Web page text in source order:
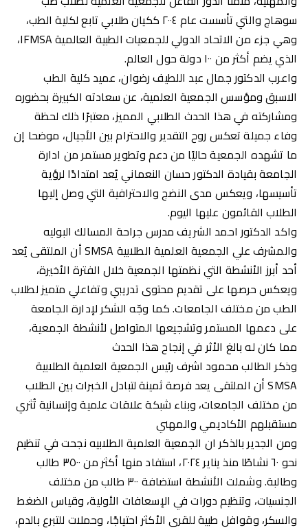
سوهاج والتي تأسست عام ٢٠٠٤ ككيان طلابي تابع لكلية الطب،
وهي جزء من الاتحاد الدولي للجمعيات الطبية العالمية IFMSA،
الذي يضم أكثر من ١٠٠ دولة حول العالم.
واعرب الدكتور جمال عبد اللطيف رضوان، عميد كلية الطب
الاسبق ومؤسس الجمعية العلمية، عن سعادته الكبيرة بحضوره
ومشاركته في هذا الحدث الطلابي المميز، معتبرًا ذلك لحظة
وفاء جميلة تعكس روح التقدير والاحترام بين الأجيال، موضحا إن
ما تشهده الجمعية حاليًا من دعم وتطوير مستمر من ادارة
الجامعة بقيادة الدكتور حسان النعماني يُعد امتدادًا لرؤية
تأسيسها، ويعكس مدى النضج والاحترافية التي وصل إليها
الطلاب القائمون عليها اليوم.
واكد الدكتور احمد الشريف مدرس جراحة المسالك البوليه
والمشرف علي الجمعية العلمية الطلابية SMSA أن الملتقى يُعد
أحد أبرز الأنشطة التي نظمتها الجمعية خلال الفترة الأخيرة،
ويعكس حرصها على تقديم محتوى تدريبي وتفاعلي متميز لطلاب
الطب من مختلف الجامعات. كما وجّه الشكر لإدارة الجامعة
على دعمها المستمر وتشجيعها المتواصل لأنشطة الجمعية،
مما كان له بالغ الأثر في إنجاح هذا الحدث
وذكر الطالب محمود اشرف رئيس الجمعية العلمية الطلابية
SMSA أن الملتقى يعد فرصة ثمينة لتبادل الخبرات بين الطلاب
من مختلف الجامعات، وبناء شبكة علاقات علمية وإنسانية تُثري
مستقبلهم الأكاديمي والمهني
ومن الجدير بالذكر ان الجمعية العلمية الطلابيه نجحت في تنظيم
نحو ٦٠ نشاطًا منذ يناير ٢٠٢٤، استفاد منها أكثر من ٣٥٠٠ طالب
وطالبة. وشملت الأنشطة استضافة ٣٠٠ طالب من مختلف
الجنسيات، وتنظيم دورات في الإسعافات الأولية، وقياس الضغط
والسكر، وقوافل طبية للقرى الأكثر احتياجًا، وحملات للتبرع بالدم،